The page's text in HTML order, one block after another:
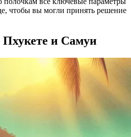
чтобы вы могли принять решение
Пхукете и Самуи